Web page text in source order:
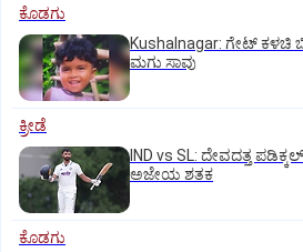
ಕೊಡಗು
Kushalnagar: ಗೇಟ್ ಕಳಚಿ
ಮಗು ಸಾವು
ಕ್ರೀಡೆ
IND vs SL: ದೇವದತ್ತ ಪಡಿಕ್ಕಲ್‌
ಅಜೇಯ ಶತಕ
ಕೊಡಗು